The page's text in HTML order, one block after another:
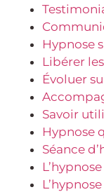
Hypnose
Libérer
Évoluer
Savoir
Hypnose
Séance
L’hypnose